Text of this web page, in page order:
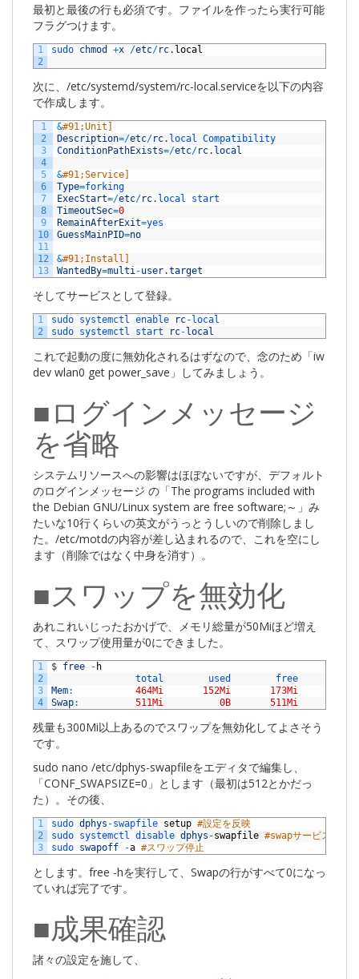
最初と最後の行も必須です。ファイルを作ったら実行可能
フラグつけます。
1
2
sudo chmod +x /etc/rc. local
次に、/etc/systemd/system/rc-local.serviceを以下の内容
で作成します。
1
2
3
4
5
6
7
8
9
10
11
12
13
&#91;Unit]
Description=/etc/rc. local Compatibility
ConditionPathExists=/etc/rc. local
&#91;Service]
Type=forking
ExecStart=/etc/rc. local start
TimeoutSec=0
RemainAfterExit=yes
GuessMainPID=no
&#91;Install]
WantedBy=multi -user.target
そしてサービスとして登録。
1
2
sudo systemctl enable rc-local
sudo systemctl start rc-local
これで起動の度に無効化されるはずなので、念のため「iw
dev wlan0 get power_save」してみましょう。
■ログインメッセージ
を省略
システムリソースへの影響はほぼないですが、デフォルト
のログインメッセージ の「The programs included with
the Debian GNU/Linux system are free software;～」み
たいな10行くらいの英文がうっとうしいので削除しまし
た。/etc/motdの内容が差し込まれるので、これを空にし
ます（削除ではなく中身を消す）。
■スワップを無効化
あれこれいじったおかげで、メモリ総量が50Miほど増え
て、スワップ使用量が0にできました。
1
2
3
4
$ free - h
total used free
Mem: 464Mi 152Mi 173Mi
Swap: 511Mi 0B 511Mi
残量も300Mi以上あるのでスワップを無効化してよさそう
です。
sudo nano /etc/dphys-swapfileをエディタで編集し、
「CONF_SWAPSIZE=0」とします（最初は512とかだっ
た）。その後、
1
2
3
sudo dphys -swapfile setup #設定を反映
sudo systemctl disable dphys -swapfile #swapサービス無効化
sudo swapoff -a #スワップ停止
とします。free -hを実行して、Swapの行がすべて0になっ
ていれば完了です。
■成果確認
諸々の設定を施して、